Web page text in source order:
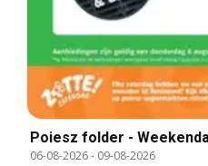
Poiesz folder -
06-08-2026- 09-08-2026